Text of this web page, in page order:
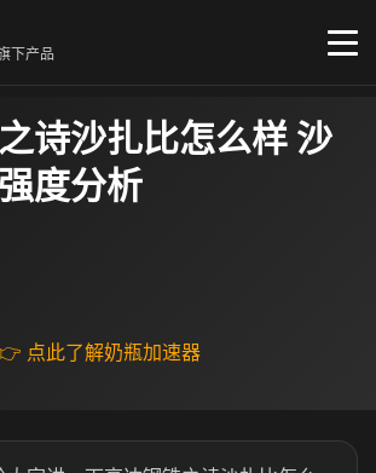
下产品
诗沙扎比怎么样 沙
度分析
点此了解奶瓶加速器